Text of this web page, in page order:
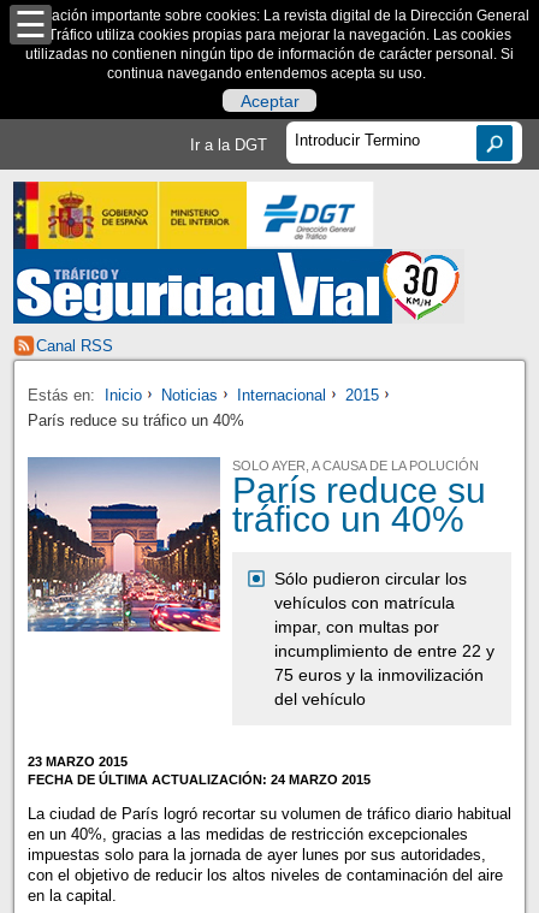
Información importante sobre cookies: La revista digital de la Dirección General
de Tráfico utiliza cookies propias para mejorar la navegación. Las cookies
utilizadas no contienen ningún tipo de información de carácter personal. Si
continua navegando entendemos acepta su uso.
Aceptar
Ir a la DGT
Canal RSS
Estás en: Inicio Noticias Internacional
2015
París reduce su tráfico un 40%
SOLO AYER, A CAUSA DE LA POLUCIÓN
París reduce su
tráfico un 40%
Sólo pudieron circular los
vehículos con matrícula
impar, con multas por
incumplimiento de entre 22 y
75 euros y la inmovilización
del vehículo
23 MARZO 2015
FECHA DE ÚLTIMA ACTUALIZACIÓN: 24 MARZO 2015
La ciudad de París logró recortar su volumen de tráfico diario habitual
en un 40%, gracias a las medidas de restricción excepcionales
impuestas solo para la jornada de ayer lunes por sus autoridades,
con el objetivo de reducir los altos niveles de contaminación del aire
en la capital.